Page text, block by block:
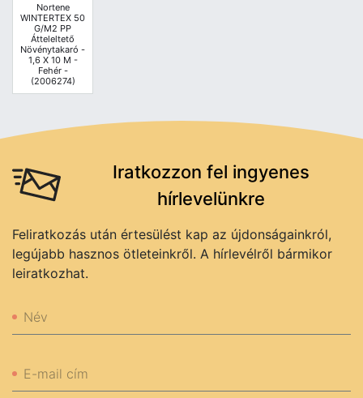
Nortene
WINTERTEX 50
G/m2 PP
Átteleltető
Növénytakaró -
1,6 X 10 M -
Fehér -
(2006274)
Iratkozzon fel ingyenes
hírlevelünkre
Feliratkozás után értesülést kap az újdonságainkról,
legújabb hasznos ötleteinkről. A hírlevélről bármikor
leiratkozhat.
Név
E-mail cím